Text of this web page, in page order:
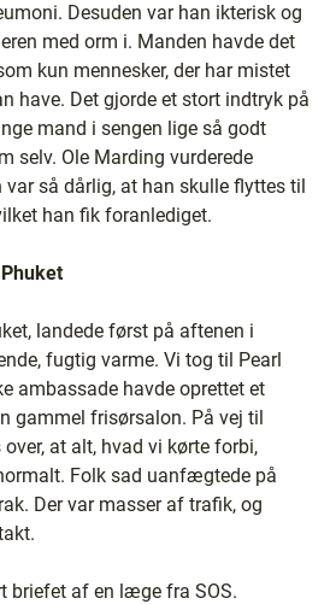
Desuden var han ikterisk og
med orm i. Manden havde det
kun mennesker, der har mistet
have. Det gjorde et stort indtryk på
mand i sengen lige så godt
selv. Ole Marding vurderede
var så dårlig, at han skulle flyttes til
han fik foranlediget.
landede først på aftenen i
fugtig varme. Vi tog til Pearl
ambassade havde oprettet et
gammel frisørsalon. På vej til
at alt, hvad vi kørte forbi,
Folk sad uanfægtede på
Der var masser af trafik, og
briefet af en læge fra SOS.